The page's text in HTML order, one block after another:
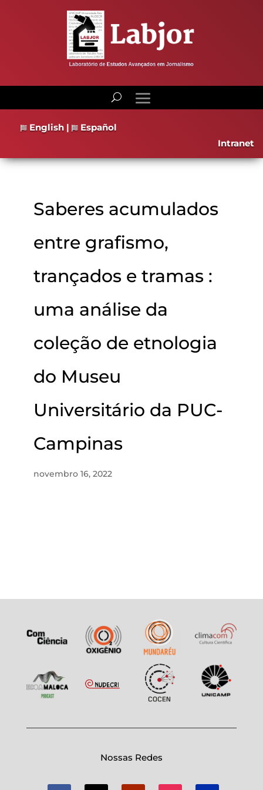
English |
Español
Intranet
Saberes acumulados
entre grafismo,
trançados e tramas :
uma análise da
coleção de etnologia
do Museu
Universitário da PUC-
Campinas
novembro 16, 2022
Nossas Redes